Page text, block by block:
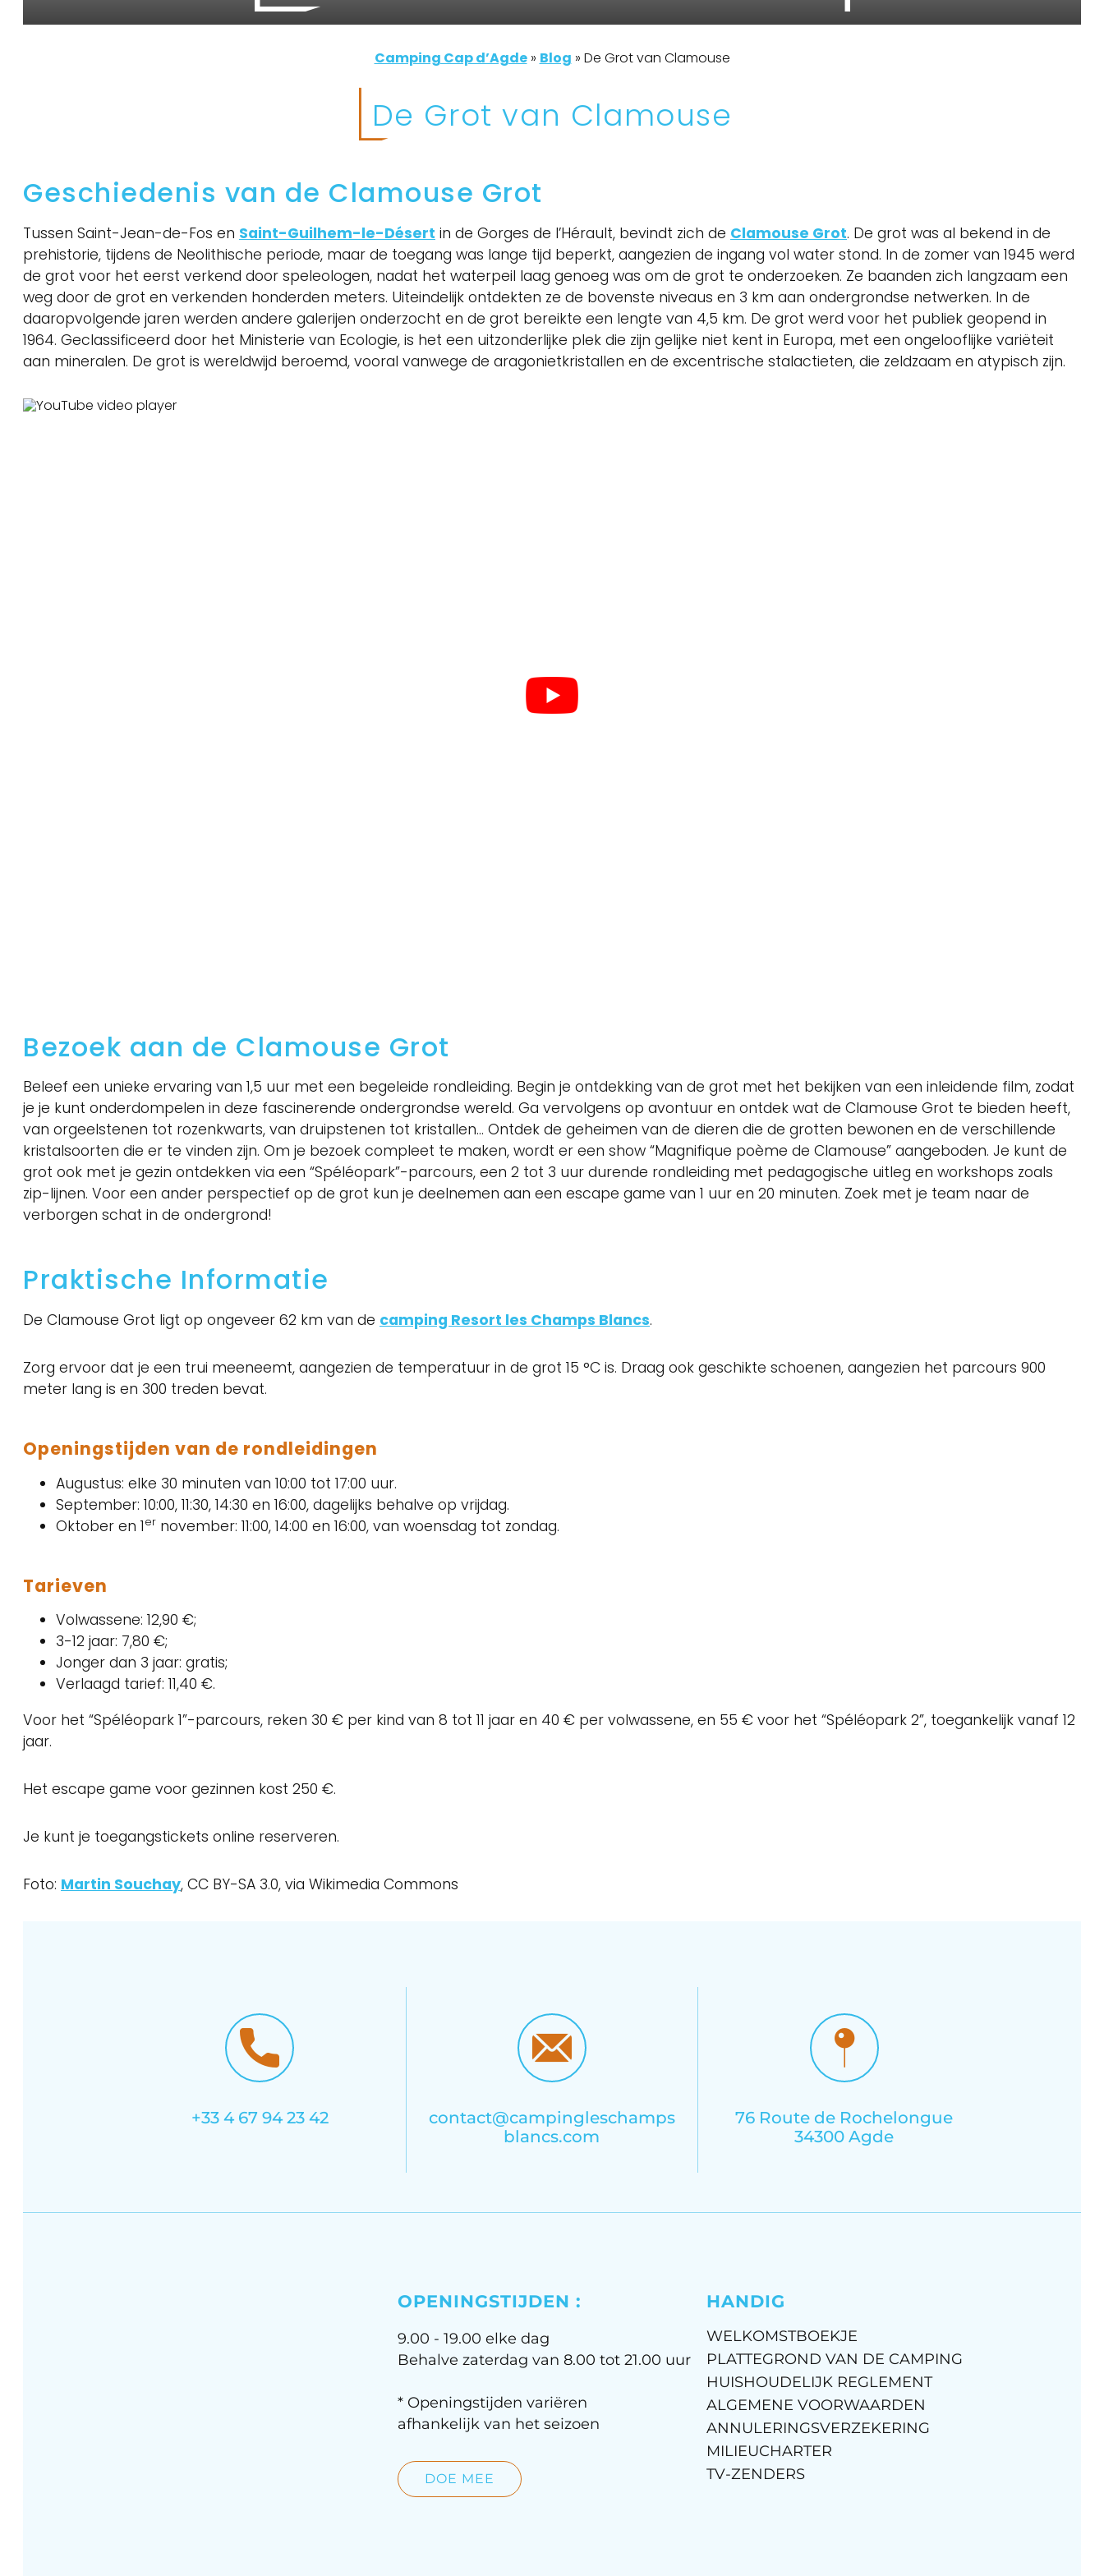
Camping Cap d’Agde» Blog » De Grot van Clamouse
De Grot van Clamouse
Geschiedenis van de Clamouse Grot
Tussen Saint-Jean-de-Fos en Saint-Guilhem-le-Désert in de Gorges de l’Hérault, bevindt zich de Clamouse Grot. De grot was al bekend in de
prehistorie, tijdens de Neolithische periode, maar de toegang was lange tijd beperkt, aangezien de ingang vol water stond. In de zomer van 1945 werd
de grot voor het eerst verkend door speleologen, nadat het waterpeil laag genoeg was om de grot te onderzoeken. Ze baanden zich langzaam een
weg door de grot en verkenden honderden meters. Uiteindelijk ontdekten ze de bovenste niveaus en 3 km aan ondergrondse netwerken. In de
daaropvolgende jaren werden andere galerijen onderzocht en de grot bereikte een lengte van 4,5 km. De grot werd voor het publiek geopend in
1964. Geclassificeerd door het Ministerie van Ecologie, is het een uitzonderlijke plek die zijn gelijke niet kent in Europa, met een ongelooflijke variëteit
aan mineralen. De grot is wereldwijd beroemd, vooral vanwege de aragonietkristallen en de excentrische stalactieten, die zeldzaam en atypisch zijn.
Bezoek aan de Clamouse Grot
Beleef een unieke ervaring van 1,5 uur met een begeleide rondleiding. Begin je ontdekking van de grot met het bekijken van een inleidende film, zodat
je je kunt onderdompelen in deze fascinerende ondergrondse wereld. Ga vervolgens op avontuur en ontdek wat de Clamouse Grot te bieden heeft,
van orgeelstenen tot rozenkwarts, van druipstenen tot kristallen… Ontdek de geheimen van de dieren die de grotten bewonen en de verschillende
kristalsoorten die er te vinden zijn. Om je bezoek compleet te maken, wordt er een show “Magnifique poème de Clamouse” aangeboden. Je kunt de
grot ook met je gezin ontdekken via een “Spéléopark”-parcours, een 2 tot 3 uur durende rondleiding met pedagogische uitleg en workshops zoals
zip-lijnen. Voor een ander perspectief op de grot kun je deelnemen aan een escape game van 1 uur en 20 minuten. Zoek met je team naar de
verborgen schat in de ondergrond!
Praktische Informatie
De Clamouse Grot ligt op ongeveer 62 km van de camping Resort les Champs Blancs.
Zorg ervoor dat je een trui meeneemt, aangezien de temperatuur in de grot 15 °C is. Draag ook geschikte schoenen, aangezien het parcours 900
meter lang is en 300 treden bevat.
Openingstijden van de rondleidingen
Augustus: elke 30 minuten van 10:00 tot 17:00 uur.
September: 10:00, 11:30, 14:30 en 16:00, dagelijks behalve op vrijdag.
Oktober en 1er november: 11:00, 14:00 en 16:00, van woensdag tot zondag.
Tarieven
Volwassene: 12,90 €;
3-12 jaar: 7,80 €;
Jonger dan 3 jaar: gratis;
Verlaagd tarief: 11,40 €.
Voor het “Spéléopark 1”-parcours, reken 30 € per kind van 8 tot 11 jaar en 40 € per volwassene, en 55 € voor het “Spéléopark 2”, toegankelijk vanaf 12
jaar.
Het escape game voor gezinnen kost 250 €.
Je kunt je toegangstickets online reserveren.
Foto: Martin Souchay, CC BY-SA 3.0, via Wikimedia Commons
+33 4 67 94 23 42
contact@campingleschamps
blancs.com
76 Route de Rochelongue
34300 Agde
OPENINGSTIJDEN :
9.00 - 19.00 elke dag
Behalve zaterdag van 8.00 tot 21.00 uur
* Openingstijden variëren
afhankelijk van het seizoen
DOE MEE
HANDIG
WELKOMSTBOEKJE
PLATTEGROND VAN DE CAMPING
HUISHOUDELIJK REGLEMENT
ALGEMENE VOORWAARDEN
ANNULERINGSVERZEKERING
MILIEUCHARTER
TV-ZENDERS